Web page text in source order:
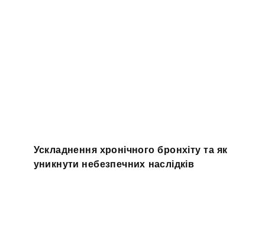
Ускладнення хронічного бронхіту та як
уникнути небезпечних наслідків